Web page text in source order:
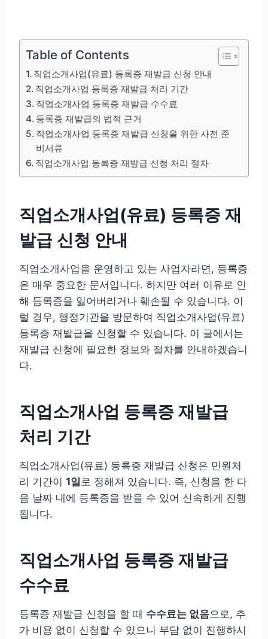
Table of Contents
직업소개사업(유료) 등록증 재발급 신청 안내
직업소개사업 등록증 재발급 처리 기간
직업소개사업 등록증 재발급 수수료
등록증 재발급의 법적 근거
직업소개사업 등록증 재발급 신청을 위한 사전 준
비서류
직업소개사업 등록증 재발급 신청 처리 절차
직업소개사업(유료) 등록증 재
발급 신청 안내
직업소개사업을 운영하고 있는 사업자라면, 등록증
은 매우 중요한 문서입니다. 하지만 여러 이유로 인
해 등록증을 잃어버리거나 훼손될 수 있습니다. 이
럴 경우, 행정기관을 방문하여 직업소개사업(유료)
등록증 재발급을 신청할 수 있습니다. 이 글에서는
재발급 신청에 필요한 정보와 절차를 안내하겠습니
다.
직업소개사업 등록증 재발급
처리 기간
직업소개사업(유료) 등록증 재발급 신청은 민원처
리 기간이 1일 로 정해져 있습니다. 즉, 신청을 한 다
음 날짜 내에 등록증을 받을 수 있어 신속하게 진행
됩니다.
직업소개사업 등록증 재발급
수수료
등록증 재발급 신청을 할 때 수수료는 없음으로, 추
가 비용 없이 신청할 수 있으니 부담 없이 진행하시